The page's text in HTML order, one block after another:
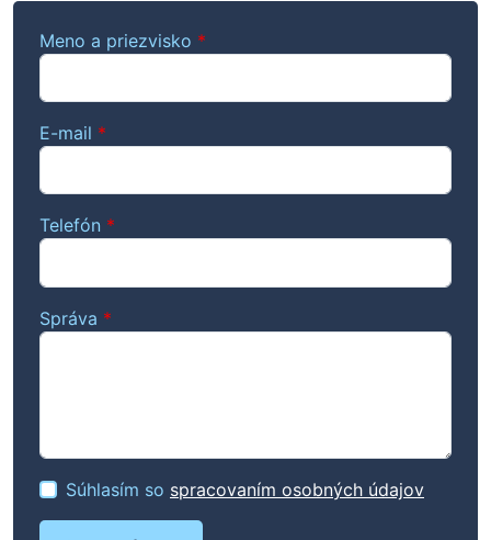
Meno a priezvisko *
E-mail *
Telefón *
Správa *
Súhlasím so spracovaním osobných údajov